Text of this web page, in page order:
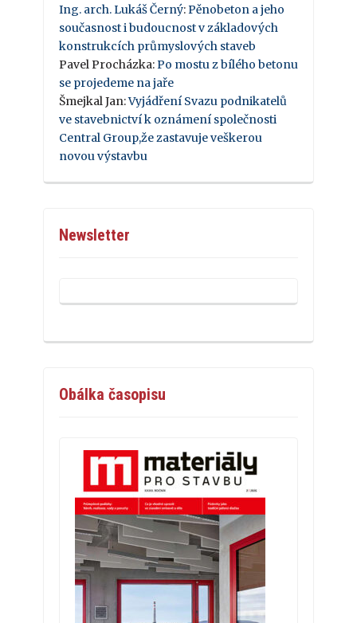
Ing. arch. Lukáš Černý:Pěnobeton a jeho
současnost i budoucnost v základových
konstrukcích průmyslových staveb
Pavel Procházka:Po mostu z bílého betonu
se projedeme na jaře
Šmejkal Jan:Vyjádření Svazu podnikatelů
ve stavebnictví k oznámení společnosti
Central Group,že zastavuje veškerou
novou výstavbu
Newsletter
Obálka časopisu